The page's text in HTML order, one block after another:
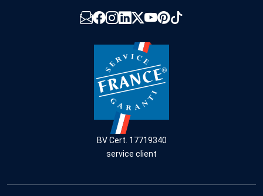
BV Cert. 17719340
service client